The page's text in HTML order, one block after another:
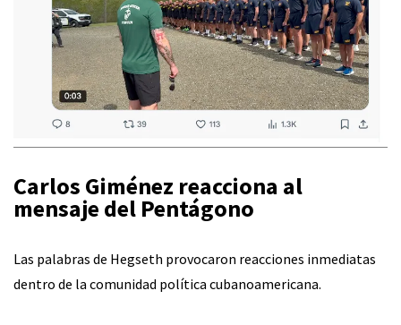
Carlos Giménez reacciona al
mensaje del Pentágono
Las palabras de Hegseth provocaron reacciones inmediatas
dentro de la comunidad política cubanoamericana.